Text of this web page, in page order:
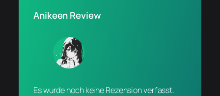
Anikeen Review
Es wurde noch keine Rezension verfasst.